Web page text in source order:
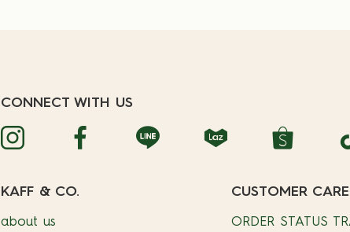
CONNECT WITH US
KAFF & CO.
about us
CUSTOMER CARE
ORDER STATUS